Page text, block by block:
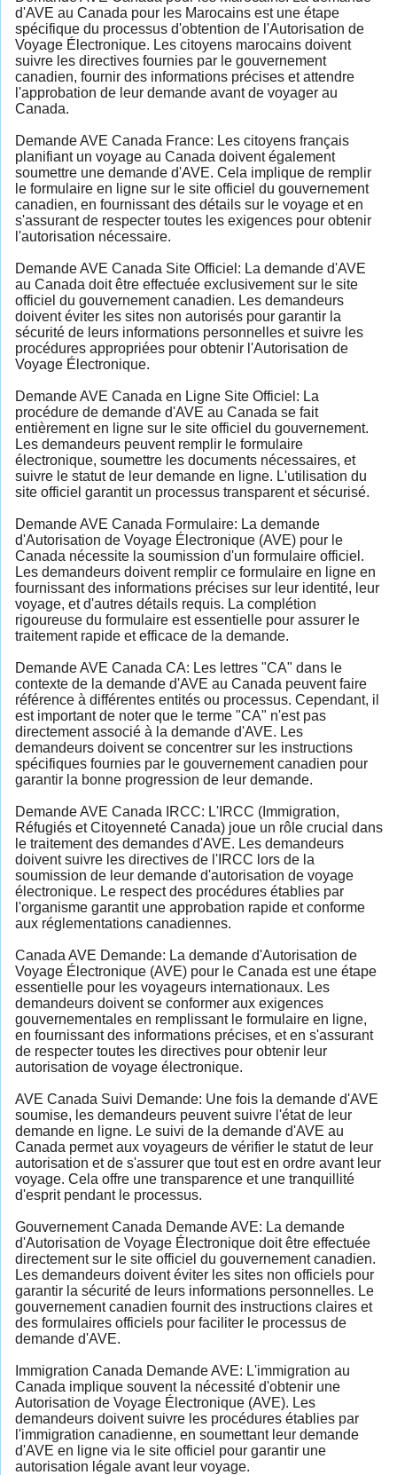
d'AVE au Canada pour les Marocains est une étape
spécifique du processus d'obtention de l'Autorisation de
Voyage Électronique. Les citoyens marocains doivent
suivre les directives fournies par le gouvernement
canadien, fournir des informations précises et attendre
l'approbation de leur demande avant de voyager au
Canada.
Demande AVE Canada France: Les citoyens français
planifiant un voyage au Canada doivent également
soumettre une demande d'AVE. Cela implique de remplir
le formulaire en ligne sur le site officiel du gouvernement
canadien, en fournissant des détails sur le voyage et en
s'assurant de respecter toutes les exigences pour obtenir
l'autorisation nécessaire.
Demande AVE Canada Site Officiel: La demande d'AVE
au Canada doit être effectuée exclusivement sur le site
officiel du gouvernement canadien. Les demandeurs
doivent éviter les sites non autorisés pour garantir la
sécurité de leurs informations personnelles et suivre les
procédures appropriées pour obtenir l'Autorisation de
Voyage Électronique.
Demande AVE Canada en Ligne Site Officiel: La
procédure de demande d'AVE au Canada se fait
entièrement en ligne sur le site officiel du gouvernement.
Les demandeurs peuvent remplir le formulaire
électronique, soumettre les documents nécessaires, et
suivre le statut de leur demande en ligne. L'utilisation du
site officiel garantit un processus transparent et sécurisé.
Demande AVE Canada Formulaire: La demande
d'Autorisation de Voyage Électronique (AVE) pour le
Canada nécessite la soumission d'un formulaire officiel.
Les demandeurs doivent remplir ce formulaire en ligne en
fournissant des informations précises sur leur identité, leur
voyage, et d'autres détails requis. La complétion
rigoureuse du formulaire est essentielle pour assurer le
traitement rapide et efficace de la demande.
Demande AVE Canada CA: Les lettres "CA" dans le
contexte de la demande d'AVE au Canada peuvent faire
référence à différentes entités ou processus. Cependant, il
est important de noter que le terme "CA" n'est pas
directement associé à la demande d'AVE. Les
demandeurs doivent se concentrer sur les instructions
spécifiques fournies par le gouvernement canadien pour
garantir la bonne progression de leur demande.
Demande AVE Canada IRCC: L'IRCC (Immigration,
Réfugiés et Citoyenneté Canada) joue un rôle crucial dans
le traitement des demandes d'AVE. Les demandeurs
doivent suivre les directives de l'IRCC lors de la
soumission de leur demande d'autorisation de voyage
électronique. Le respect des procédures établies par
l'organisme garantit une approbation rapide et conforme
aux réglementations canadiennes.
Canada AVE Demande: La demande d'Autorisation de
Voyage Électronique (AVE) pour le Canada est une étape
essentielle pour les voyageurs internationaux. Les
demandeurs doivent se conformer aux exigences
gouvernementales en remplissant le formulaire en ligne,
en fournissant des informations précises, et en s'assurant
de respecter toutes les directives pour obtenir leur
autorisation de voyage électronique.
AVE Canada Suivi Demande: Une fois la demande d'AVE
soumise, les demandeurs peuvent suivre l'état de leur
demande en ligne. Le suivi de la demande d'AVE au
Canada permet aux voyageurs de vérifier le statut de leur
autorisation et de s'assurer que tout est en ordre avant leur
voyage. Cela offre une transparence et une tranquillité
d'esprit pendant le processus.
Gouvernement Canada Demande AVE: La demande
d'Autorisation de Voyage Électronique doit être effectuée
directement sur le site officiel du gouvernement canadien.
Les demandeurs doivent éviter les sites non officiels pour
garantir la sécurité de leurs informations personnelles. Le
gouvernement canadien fournit des instructions claires et
des formulaires officiels pour faciliter le processus de
demande d'AVE.
Immigration Canada Demande AVE: L'immigration au
Canada implique souvent la nécessité d'obtenir une
Autorisation de Voyage Électronique (AVE). Les
demandeurs doivent suivre les procédures établies par
l'immigration canadienne, en soumettant leur demande
d'AVE en ligne via le site officiel pour garantir une
autorisation légale avant leur voyage.